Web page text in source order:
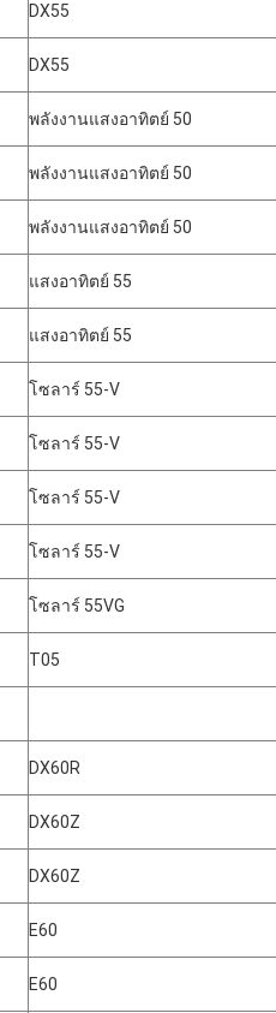
DX55
DX55
พลังงานแสงอาทิตย์ 50
พลังงานแสงอาทิตย์ 50
พลังงานแสงอาทิตย์ 50
แสงอาทิตย์ 55
แสงอาทิตย์ 55
โซลาร์ 55-V
โซลาร์ 55-V
โซลาร์ 55-V
โซลาร์ 55-V
โซลาร์ 55VG
T05
DX60R
DX60Z
DX60Z
E60
E60